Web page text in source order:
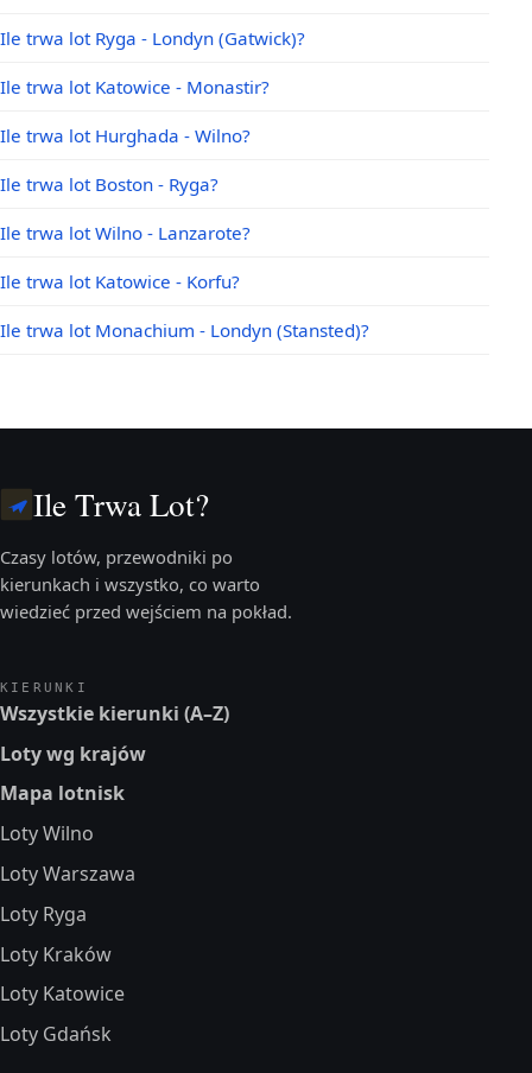
Ile trwa lot Ryga - Londyn (Gatwick)?
Ile trwa lot Katowice - Monastir?
Ile trwa lot Hurghada - Wilno?
Ile trwa lot Boston - Ryga?
Ile trwa lot Wilno - Lanzarote?
Ile trwa lot Katowice - Korfu?
Ile trwa lot Monachium - Londyn (Stansted)?
Ile Trwa Lot?
Czasy lotów, przewodniki po
kierunkach i wszystko, co warto
wiedzieć przed wejściem na pokład.
KIERUNKI
Wszystkie kierunki (A–Z)
Loty wg krajów
Mapa lotnisk
Loty Wilno
Loty Warszawa
Loty Ryga
Loty Kraków
Loty Katowice
Loty Gdańsk